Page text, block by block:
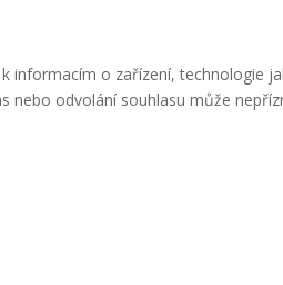
informacím o zařízení,
odvolání souhlasu může